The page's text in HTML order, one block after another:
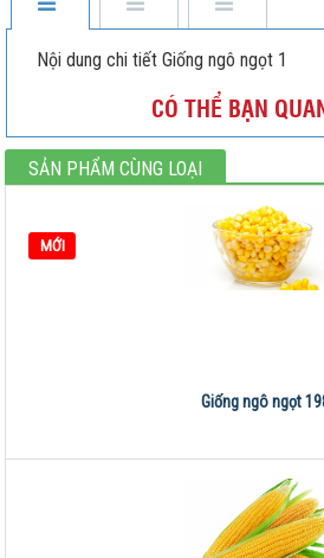
Nội dung chi tiết Giống ngô ngọt 1
CÓ THỂ BẠN
SẢN PHẨM CÙNG LOẠI
MỚI
Giống ngô ngọt